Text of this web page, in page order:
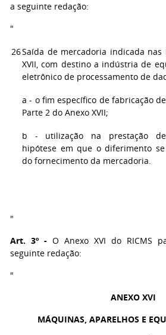
a seguinte redação:
"
26Saída de mercadoria indicada nas
XVII, com destino a indústria de
eletrônico de processamento de
a - o fim específico de fabricação
Parte 2 do Anexo XVII;
b - utilização na prestação de
hipótese em que o diferimento
do fornecimento da mercadoria.
"
Art. 3º - O Anexo XVI do RICMS
seguinte redação:
"
ANEXO XVI
MÁQUINAS, APARELHOS E